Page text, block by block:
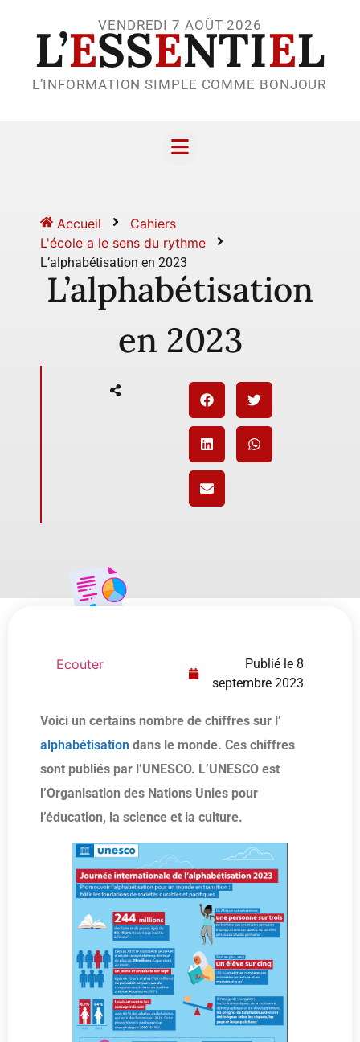
VENDREDI 7 AOÛT 2026
L’ESSENTIEL
L’INFORMATION SIMPLE COMME BONJOUR
Accueil
Cahiers
L'école a le sens du rythme
L’alphabétisation en 2023
L’alphabétisation
en 2023
Ecouter Publié le 8
septembre 2023
Voici un certains nombre de chiffres sur l’
alphabétisation dans le monde. Ces chiffres
sont publiés par l’UNESCO. L’UNESCO est
l’Organisation des Nations Unies pour
l’éducation, la science et la culture.